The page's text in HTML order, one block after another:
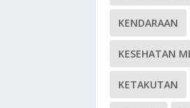
KENDARAAN
KESEHATAN
KETAKUTAN